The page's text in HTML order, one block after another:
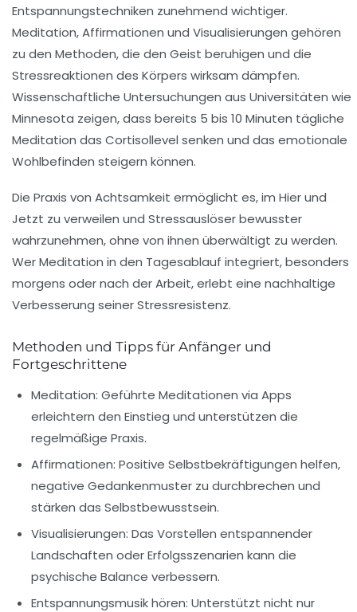
Entspannungstechniken zunehmend wichtiger.
Meditation, Affirmationen und Visualisierungen gehören
zu den Methoden, die den Geist beruhigen und die
Stressreaktionen des Körpers wirksam dämpfen.
Wissenschaftliche Untersuchungen aus Universitäten wie
Minnesota zeigen, dass bereits 5 bis 10 Minuten tägliche
Meditation das Cortisollevel senken und das emotionale
Wohlbefinden steigern können.
Die Praxis von Achtsamkeit ermöglicht es, im Hier und
Jetzt zu verweilen und Stressauslöser bewusster
wahrzunehmen, ohne von ihnen überwältigt zu werden.
Wer Meditation in den Tagesablauf integriert, besonders
morgens oder nach der Arbeit, erlebt eine nachhaltige
Verbesserung seiner Stressresistenz.
Methoden und Tipps für Anfänger und
Fortgeschrittene
Meditation: Geführte Meditationen via Apps
erleichtern den Einstieg und unterstützen die
regelmäßige Praxis.
Affirmationen: Positive Selbstbekräftigungen helfen,
negative Gedankenmuster zu durchbrechen und
stärken das Selbstbewusstsein.
Visualisierungen: Das Vorstellen entspannender
Landschaften oder Erfolgsszenarien kann die
psychische Balance verbessern.
Entspannungsmusik hören: Unterstützt nicht nur